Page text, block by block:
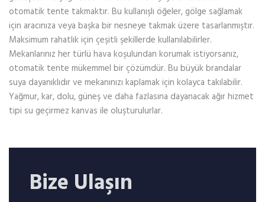
otomatik tente takmaktır. Bu kullanışlı öğeler, gölge sağlamak
için aracınıza veya başka bir nesneye takmak üzere tasarlanmıştır.
Maksimum rahatlık için çeşitli şekillerde kullanılabilirler.
Mekanlarınız her türlü hava koşulundan korumak istiyorsanız,
otomatik tente mükemmel bir çözümdür. Bu büyük brandalar
suya dayanıklıdır ve mekanınızı kaplamak için kolayca takılabilir.
Yağmur, kar, dolu, güneş ve daha fazlasına dayanacak ağır hizmet
tipi su geçirmez kanvas ile oluşturulurlar.
Bize Ulaşın